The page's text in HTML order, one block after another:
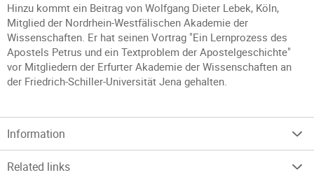
Hinzu kommt ein Beitrag von Wolfgang Dieter Lebek, Köln,
Mitglied der Nordrhein-Westfälischen Akademie der
Wissenschaften. Er hat seinen Vortrag "Ein Lernprozess des
Apostels Petrus und ein Textproblem der Apostelgeschichte"
vor Mitgliedern der Erfurter Akademie der Wissenschaften an
der Friedrich-Schiller-Universität Jena gehalten.
Information
Related links